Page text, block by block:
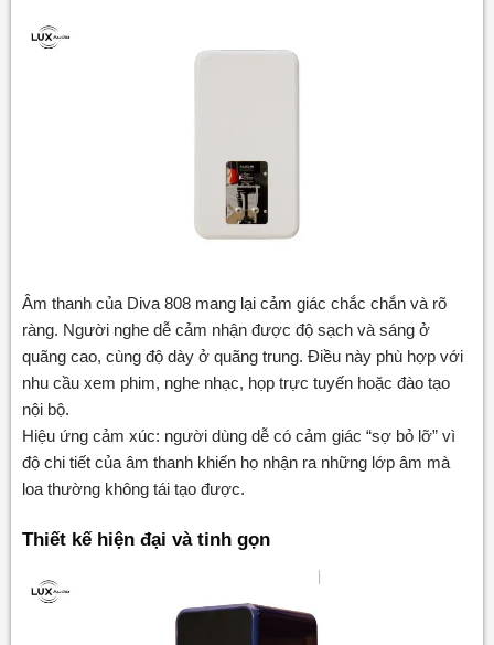
Âm thanh của Diva 808 mang lại cảm giác chắc chắn và rõ
ràng. Người nghe dễ cảm nhận được độ sạch và sáng ở
quãng cao, cùng độ dày ở quãng trung. Điều này phù hợp với
nhu cầu xem phim, nghe nhạc, họp trực tuyến hoặc đào tạo
nội bộ.
Hiệu ứng cảm xúc: người dùng dễ có cảm giác “sợ bỏ lỡ” vì
độ chi tiết của âm thanh khiến họ nhận ra những lớp âm mà
loa thường không tái tạo được.
Thiết kế hiện đại và tinh gọn